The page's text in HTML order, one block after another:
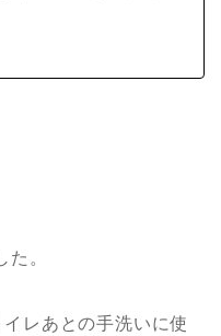
。
レあとの手洗いに使